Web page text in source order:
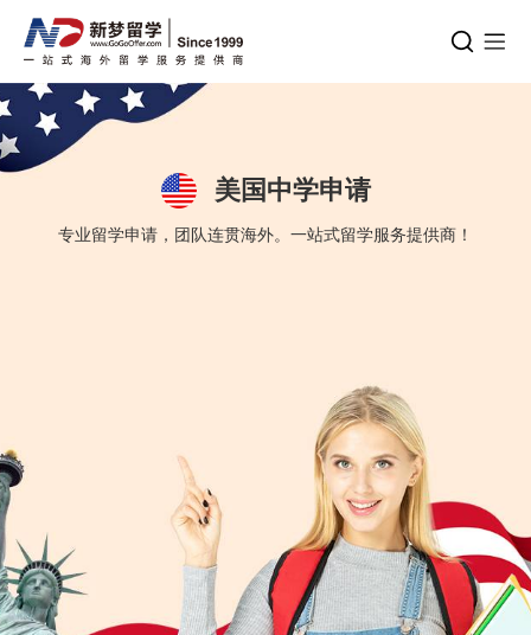
美国中学申请
专业留学申请，团队连贯海外。一站式留学服务提供商！